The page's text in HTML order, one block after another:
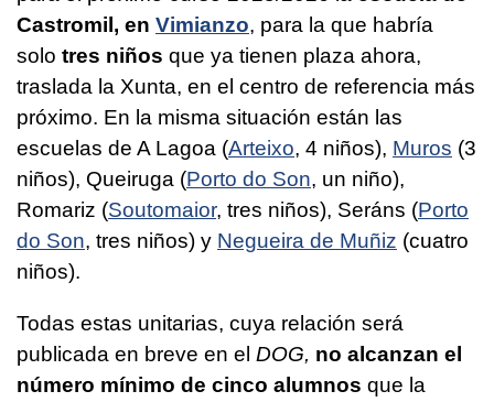
Castromil, en Vimianzo, para la que habría
solo tres niños que ya tienen plaza ahora,
traslada la Xunta, en el centro de referencia más
próximo. En la misma situación están las
escuelas de A Lagoa (Arteixo, 4 niños), Muros (3
niños), Queiruga (Porto do Son, un niño),
Romariz (Soutomaior, tres niños), Seráns (Porto
do Son, tres niños) y Negueira de Muñiz (cuatro
niños).
Todas estas unitarias, cuya relación será
publicada en breve en el DOG, no alcanzan el
número mínimo de cinco alumnos que la